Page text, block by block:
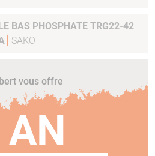
BAS PHOSPHATE TRG22-42
SAKO
vous offre
AN